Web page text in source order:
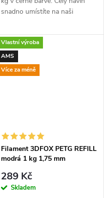
snadno umístíte na naši
kompatibilní s AMS (viz níže).
Dodáváno v ekologickém...
Vlastní výroba
AMS
Více za méně
Filament 3DFOX PETG REFILL
modrá 1 kg 1,75 mm
289 Kč
Skladem